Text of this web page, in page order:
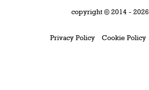
copyright © 2014 - 2026
Privacy Policy Cookie Policy